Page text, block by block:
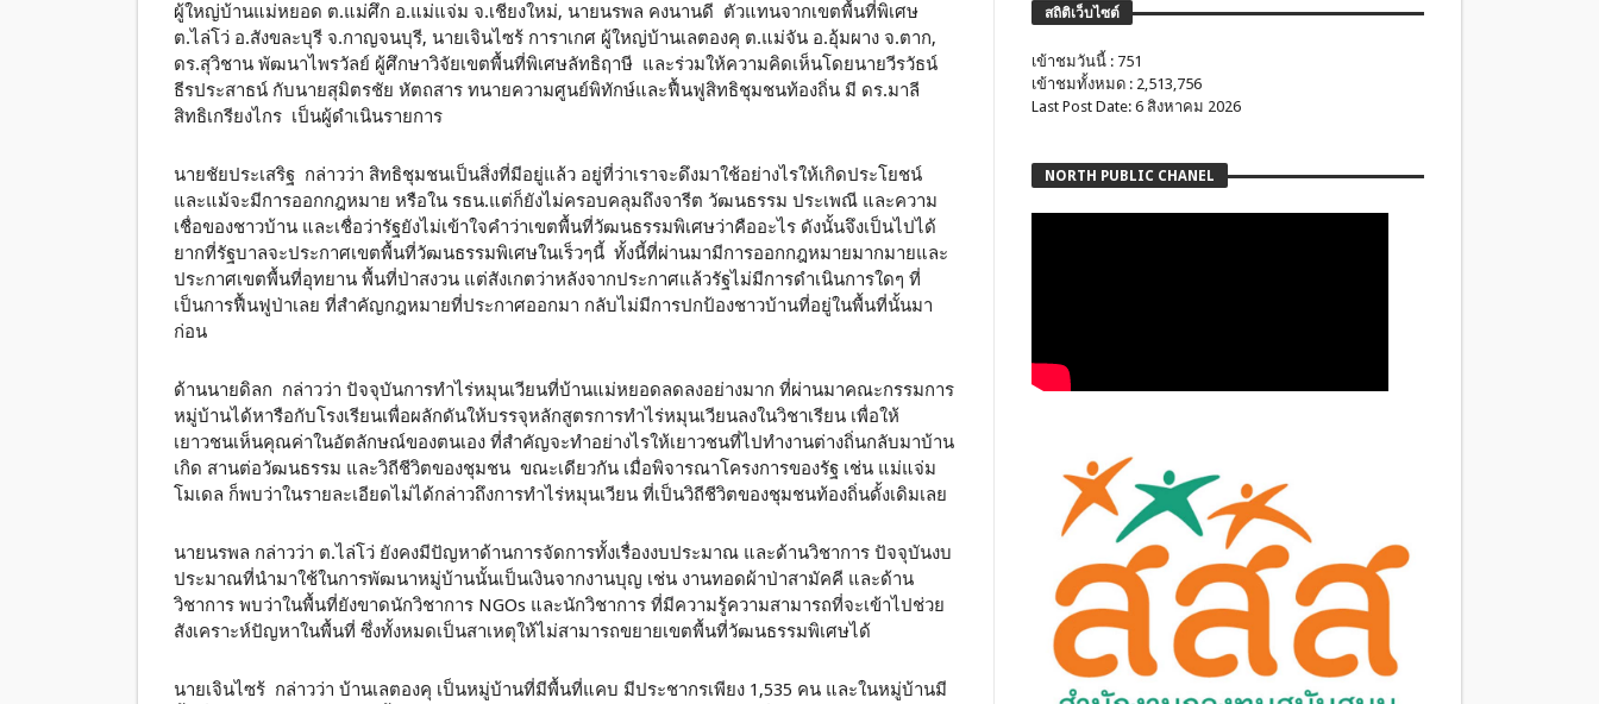
ผู้ใหญ่บ้านแม่หยอด ต.แม่ศึก อ.แม่แจ่ม จ.เชียงใหม่, นายนรพล คงนานดี ตัวแทนจากเขตพื้นที่พิเศษ
ต.ไล่โว่ อ.สังขละบุรี จ.กาญจนบุรี, นายเจินไซร้ การาเกศ ผู้ใหญ่บ้านเลตองคุ ต.แม่จัน อ.อุ้มผาง จ.ตาก,
ดร.สุวิชาน พัฒนาไพรวัลย์ ผู้ศึกษาวิจัยเขตพื้นที่พิเศษลัทธิฤาษี และร่วมให้ความคิดเห็นโดยนายวีรวัธน์
ธีรประสาธน์ กับนายสุมิตรชัย หัตถสาร ทนายความศูนย์พิทักษ์และฟื้นฟูสิทธิชุมชนท้องถิ่น มี ดร.มาลี
สิทธิเกรียงไกร เป็นผู้ดำเนินรายการ
นายชัยประเสริฐ กล่าวว่า สิทธิชุมชนเป็นสิ่งที่มีอยู่แล้ว อยู่ที่ว่าเราจะดึงมาใช้อย่างไรให้เกิดประโยชน์
และแม้จะมีการออกกฎหมาย หรือใน รธน.แต่ก็ยังไม่ครอบคลุมถึงจารีต วัฒนธรรม ประเพณี และความ
เชื่อของชาวบ้าน และเชื่อว่ารัฐยังไม่เข้าใจคำว่าเขตพื้นที่วัฒนธรรมพิเศษว่าคืออะไร ดังนั้นจึงเป็นไปได้
ยากที่รัฐบาลจะประกาศเขตพื้นที่วัฒนธรรมพิเศษในเร็วๆนี้ ทั้งนี้ที่ผ่านมามีการออกกฎหมายมากมายและ
ประกาศเขตพื้นที่อุทยาน พื้นที่ป่าสงวน แต่สังเกตว่าหลังจากประกาศแล้วรัฐไม่มีการดำเนินการใดๆ ที่
เป็นการฟื้นฟูป่าเลย ที่สำคัญกฎหมายที่ประกาศออกมา กลับไม่มีการปกป้องชาวบ้านที่อยู่ในพื้นที่นั้นมา
ก่อน
ด้านนายดิลก กล่าวว่า ปัจจุบันการทำไร่หมุนเวียนที่บ้านแม่หยอดลดลงอย่างมาก ที่ผ่านมาคณะกรรมการ
หมู่บ้านได้หารือกับโรงเรียนเพื่อผลักดันให้บรรจุหลักสูตรการทำไร่หมุนเวียนลงในวิชาเรียน เพื่อให้
เยาวชนเห็นคุณค่าในอัตลักษณ์ของตนเอง ที่สำคัญจะทำอย่างไรให้เยาวชนที่ไปทำงานต่างถิ่นกลับมาบ้าน
เกิด สานต่อวัฒนธรรม และวิถีชีวิตของชุมชน ขณะเดียวกัน เมื่อพิจารณาโครงการของรัฐ เช่น แม่แจ่ม
โมเดล ก็พบว่าในรายละเอียดไม่ได้กล่าวถึงการทำไร่หมุนเวียน ที่เป็นวิถีชีวิตของชุมชนท้องถิ่นดั้งเดิมเลย
นายนรพล กล่าวว่า ต.ไล่โว่ ยังคงมีปัญหาด้านการจัดการทั้งเรื่องงบประมาณ และด้านวิชาการ ปัจจุบันงบ
ประมาณที่นำมาใช้ในการพัฒนาหมู่บ้านนั้นเป็นเงินจากงานบุญ เช่น งานทอดผ้าป่าสามัคคี และด้าน
วิชาการ พบว่าในพื้นที่ยังขาดนักวิชาการ NGOs และนักวิชาการ ที่มีความรู้ความสามารถที่จะเข้าไปช่วย
สังเคราะห์ปัญหาในพื้นที่ ซึ่งทั้งหมดเป็นสาเหตุให้ไม่สามารถขยายเขตพื้นที่วัฒนธรรมพิเศษได้
นายเจินไซร้ กล่าวว่า บ้านเลตองคุ เป็นหมู่บ้านที่มีพื้นที่แคบ มีประชากรเพียง 1,535 คน และในหมู่บ้านมี
สถิติเว็บไซต์
เข้าชมวันนี้ : 751
เข้าชมทั้งหมด : 2,513,756
Last Post Date: 6 สิงหาคม 2026
NORTH PUBLIC CHANEL